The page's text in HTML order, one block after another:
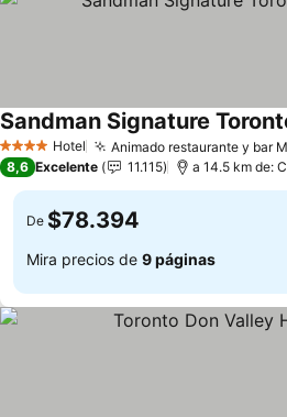
4 EstrellasHotel Animado restaurante y bar
Sandman Signature
8,6 Excelente 11.115 a 14.5 km de:
De $78.394
Mira precios de 9 páginas